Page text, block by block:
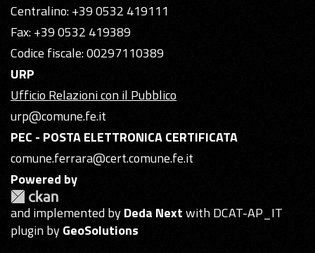
Centralino: +39 0532 419111
Fax: +39 0532 419389
Codice fiscale: 00297110389
URP
Ufficio Relazioni con il Pubblico
urp@comune.fe.it
PEC - POSTA ELETTRONICA CERTIFICATA
comune.ferrara@cert.comune.fe.it
Powered by
and implemented byDeda Nextwith DCAT-AP_IT
plugin byGeoSolutions